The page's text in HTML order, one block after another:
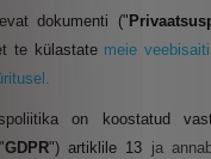
dokumenti ("
te külastate meie veebisaiti
on koostatud
GDPR") artiklile 13 ja